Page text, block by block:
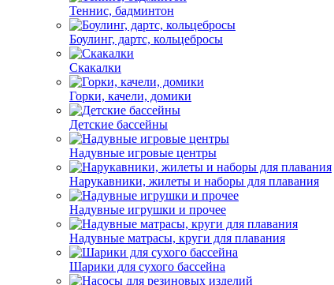
Теннис, бадминтон
Боулинг, дартс, кольцебросы
Скакалки
Горки, качели, домики
Детские бассейны
Надувные игровые центры
Нарукавники, жилеты и наборы для плавания
Надувные игрушки и прочее
Надувные матрасы, круги для плавания
Шарики для сухого бассейна